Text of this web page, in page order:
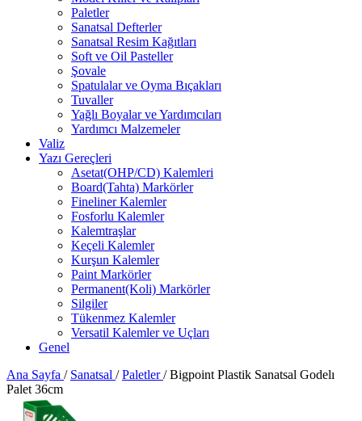
Paletler
Sanatsal Defterler
Sanatsal Resim Kağıtları
Soft ve Oil Pasteller
Şovale
Spatulalar ve Oyma Bıçakları
Tuvaller
Yağlı Boyalar ve Yardımcıları
Yardımcı Malzemeler
Valiz
Yazı Gereçleri
Asetat(OHP/CD) Kalemleri
Board(Tahta) Markörler
Fineliner Kalemler
Fosforlu Kalemler
Kalemtraşlar
Keçeli Kalemler
Kurşun Kalemler
Paint Markörler
Permanent(Koli) Markörler
Silgiler
Tükenmez Kalemler
Versatil Kalemler ve Uçları
Genel
Ana Sayfa / Sanatsal / Paletler/ Bigpoint Plastik Sanatsal Godelı
Palet 36cm